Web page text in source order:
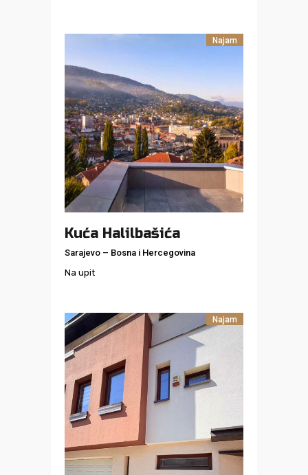
Najam
Kuća Halilbašića
Sarajevo – Bosna i Hercegovina
Na upit
Najam